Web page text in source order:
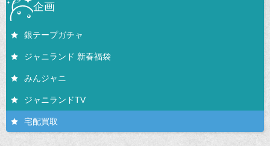
企画
銀テープガチャ
ジャニランド 新春福袋
みんジャニ
ジャニランドTV
宅配買取